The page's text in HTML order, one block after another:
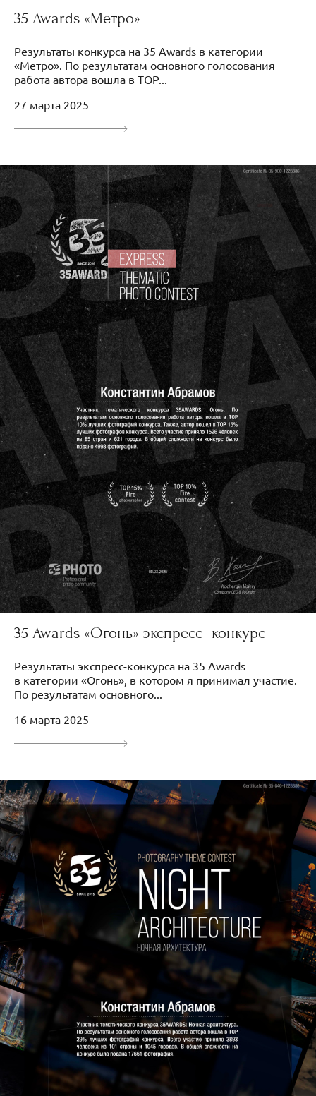
35 Awards «Метро»
Результаты конкурса на 35 Awards в категории
«Метро». По результатам основного голосования
работа автора вошла в TOP...
27 марта 2025
35 Awards «Огонь» экспресс- конкурс
Результаты экспресс-конкурса на 35 Awards
в категории «Огонь», в котором я принимал участие.
По результатам основного...
16 марта 2025